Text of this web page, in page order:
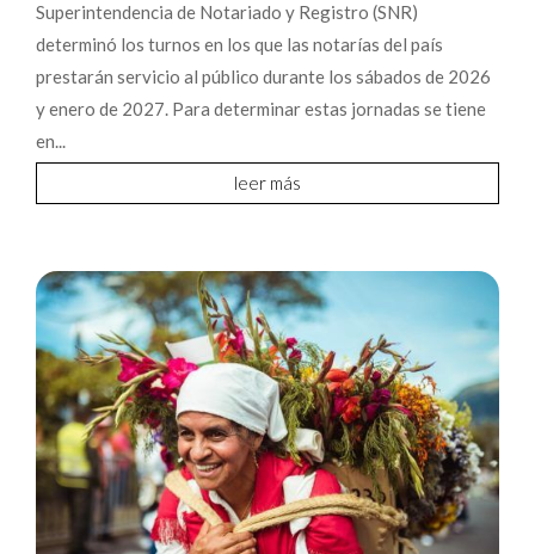
Superintendencia de Notariado y Registro (SNR)
determinó los turnos en los que las notarías del país
prestarán servicio al público durante los sábados de 2026
y enero de 2027. Para determinar estas jornadas se tiene
en...
leer más